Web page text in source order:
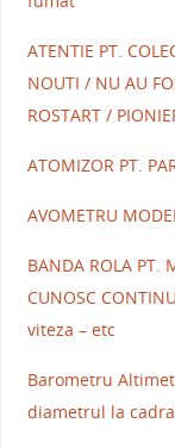
ATENTIE PT.
NOUTI / NU AU
ROSTART /
ATOMIZOR PT.
AVOMETRU
BANDA ROLA PT.
CUNOSC
viteza – etc
Barometru
diametrul la